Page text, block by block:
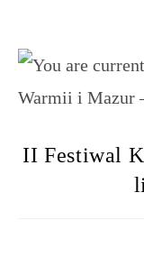
II Festiwal